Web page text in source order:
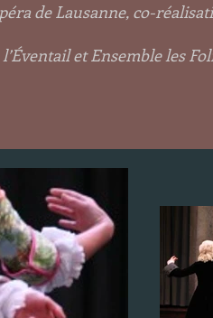
de Lausanne, co-
et Ensemble les